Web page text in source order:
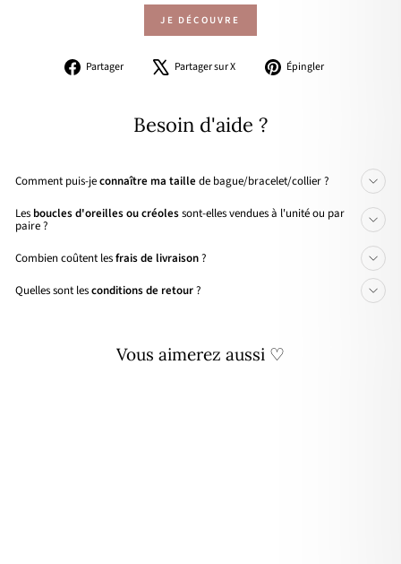
JE DÉCOUVRE
Partager
PartagerPartager sur X
Tweeter Épingler
Besoin d'aide ?
Comment puis-jeconnaître ma taille de bague/bracelet/collier ?
Les boucles d'oreilles ou créolessont-elles vendues à l'unité ou par
paire ?
Combien coûtent lesfrais de livraison?
Quelles sont lesconditions de retour?
Vous aimerez aussi ♡